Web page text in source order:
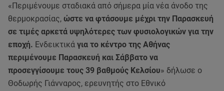
«Περιμένουμε σταδιακά από σήμερα μία νέα άνοδο της
θερμοκρασίας, ώστε να φτάσουμε μέχρι την Παρασκευή
σε τιμές αρκετά υψηλότερες των φυσιολογικών για την
εποχή. Ενδεικτικά για το κέντρο της Αθήνας
περιμένουμε Παρασκευή και Σάββατο να
προσεγγίσουμε τους 39 βαθμούς Κελσίου» δήλωσε ο
Θοδωρής Γιάνναρος, ερευνητής στο Εθνικό